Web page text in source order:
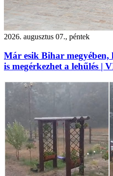
2026. augusztus 07., péntek
Már esik Bihar
is megérkezhet a lehűlés |